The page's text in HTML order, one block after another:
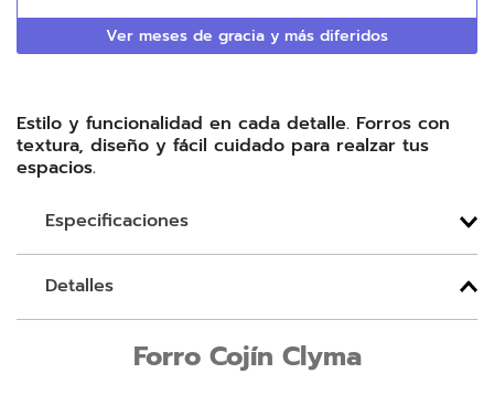
Ver meses de gracia y más diferidos
Estilo y funcionalidad en cada detalle. Forros con
textura, diseño y fácil cuidado para realzar tus
espacios.
Especificaciones
Detalles
Forro Cojín Clyma